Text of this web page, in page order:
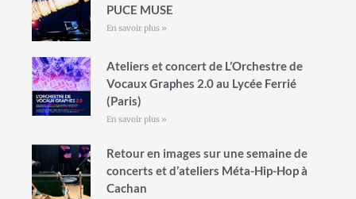
PUCE MUSE
En savoir plus »
Ateliers et concert de L’Orchestre de
Vocaux Graphes 2.0 au Lycée Ferrié
(Paris)
En savoir plus »
Retour en images sur une semaine de
concerts et d’ateliers Méta-Hip-Hop à
Cachan